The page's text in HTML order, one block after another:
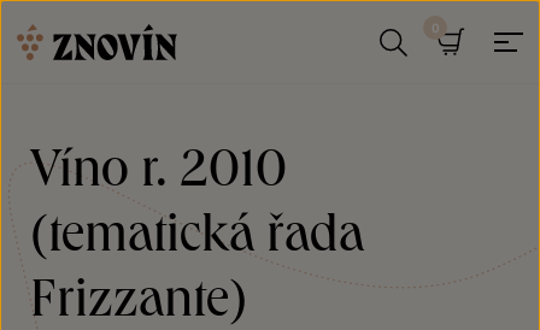
Víno r. 2010
(tematická řada
Frizzante)